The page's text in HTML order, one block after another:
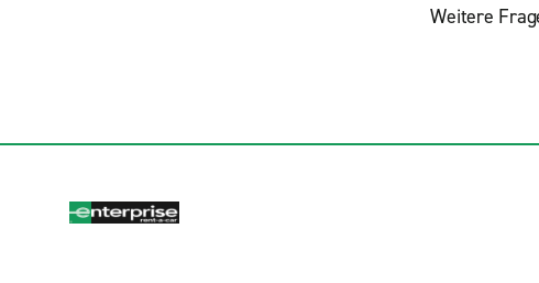
Weitere